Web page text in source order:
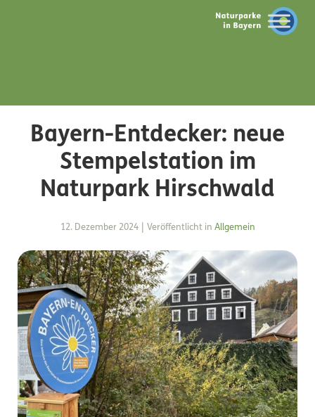
Bayern-Entdecker: neue
Stempelstation im
Naturpark Hirschwald
12. Dezember 2024 Veröffentlicht in Allgemein